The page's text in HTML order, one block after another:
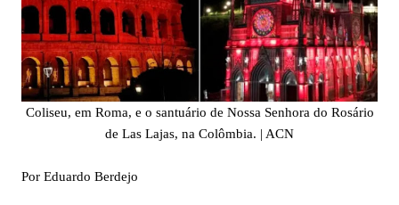
Coliseu, em Roma, e o santuário de Nossa Senhora do Rosário
de Las Lajas, na Colômbia. | ACN
Por Eduardo Berdejo